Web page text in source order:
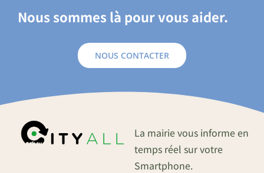
Nous sommes là pour vous aider.
NOUS CONTACTER
La mairie vous informe en
temps réel sur votre
Smartphone.